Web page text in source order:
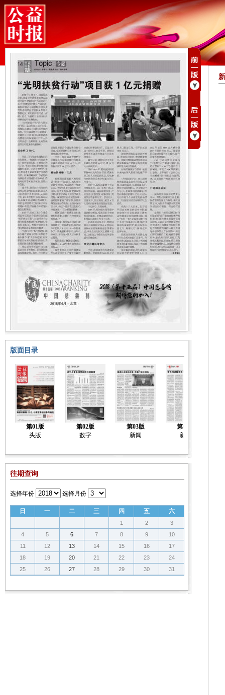
版面目录
第01版
头版
第02版
数字
第03版
新闻
第04版
新闻
往期查询
选择年份 选择月份
日 一 二 三 四 五 六
1 2
3
4
5 6 7 8 9
10
11
12 13 14 15 16
17
18
19 20 21 22 23
24
25
26 27 28 29 30 31